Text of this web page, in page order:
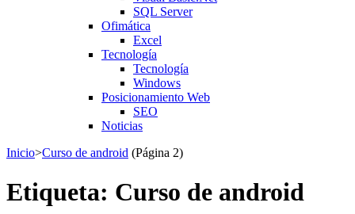
SQL Server
Ofimática
Excel
Tecnología
Tecnología
Windows
Posicionamiento Web
SEO
Noticias
Inicio>Curso de android (Página 2)
Etiqueta: Curso de android